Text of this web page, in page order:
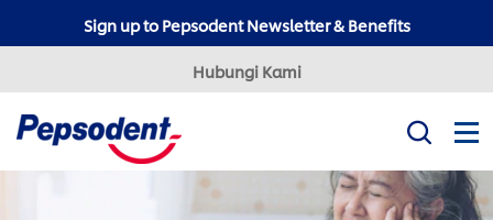
Sign up to Pepsodent Newsletter & Benefits
Hubungi Kami
Misi Kami